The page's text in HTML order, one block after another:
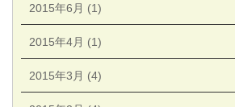
2015年6月 (1)
2015年4月 (1)
2015年3月 (4)